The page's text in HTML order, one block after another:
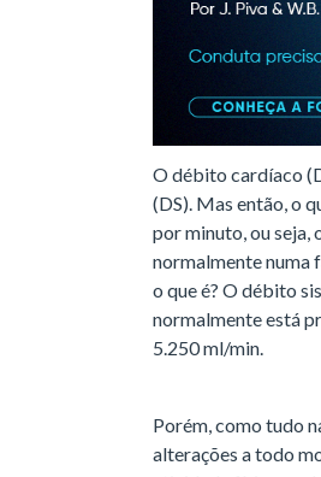
O débito cardíaco
(DS). Mas então, o
por minuto, ou seja,
normalmente numa
o que é? O débito
normalmente está
5.250 ml/min.
Porém, como tudo
alterações a todo